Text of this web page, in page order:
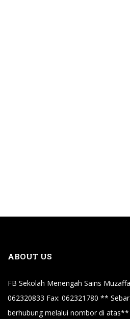
ABOUT US
FB Sekolah Menengah Sains
062320833 Fax: 062321780 **
berhubung melalui nombor di atas**